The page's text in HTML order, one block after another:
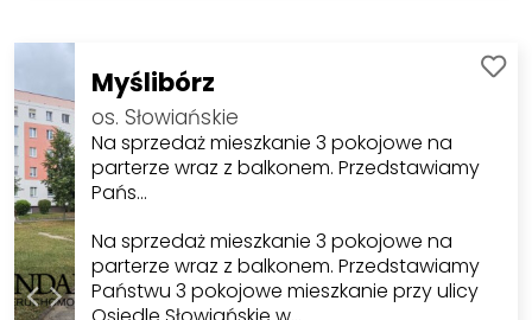
Myślibórz
os. Słowiańskie
Na sprzedaż mieszkanie 3 pokojowe na
parterze wraz z balkonem. Przedstawiamy
Pańs…
Na sprzedaż mieszkanie 3 pokojowe na
parterze wraz z balkonem. Przedstawiamy
Państwu 3 pokojowe mieszkanie przy ulicy